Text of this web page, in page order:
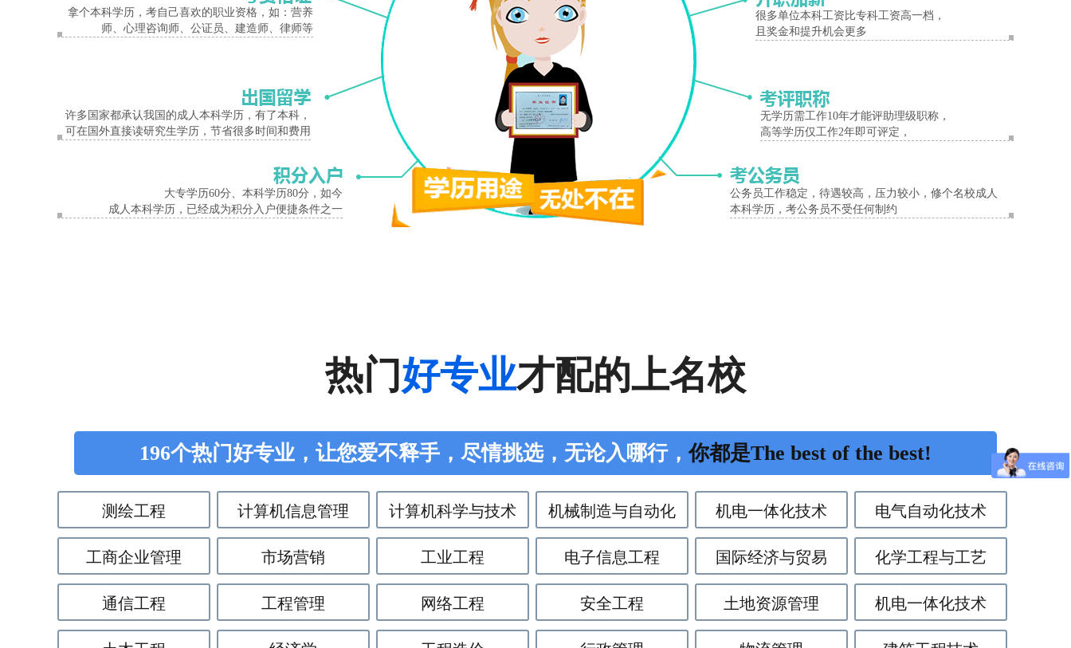
河南工业大学 成人高考 材料工程技术 高升专 专业介绍与报名
拿个本科学历，考自己喜欢的职业资格，如：营养
师、心理咨询师、公证员、建造师、律师等
许多国家都承认我国的成人本科学历，有了本科，
可在国外直接读研究生学历，节省很多时间和费用
大专学历60分、本科学历80分，如今
成人本科学历，已经成为积分入户便捷条件之一
很多单位本科工资比专科工资高一档，
且奖金和提升机会更多
无学历需工作10年才能评助理级职称，
高等学历仅工作2年即可评定，
公务员工作稳定，待遇较高，压力较小，修个名校成人
本科学历，考公务员不受任何制约
热门好专业才配的上名校
196个热门好专业，让您爱不释手，尽情挑选，无论入哪行，你都是The best of the best!
测绘工程 计算机信息管理 计算机科学与技术 机械制造与自动化 机电一体化技术 电气自动化技术
工商企业管理 市场营销 工业工程 电子信息工程 国际经济与贸易 化学工程与工艺
通信工程 工程管理 网络工程 安全工程 土地资源管理 机电一体化技术